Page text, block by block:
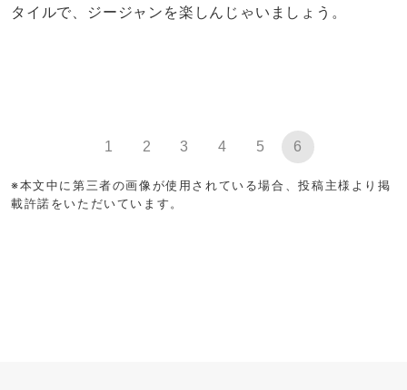
タイルで、ジージャンを楽しんじゃいましょう。
1 2 3 4 5 6
※本文中に第三者の画像が使用されている場合、投稿主様より掲
載許諾をいただいています。